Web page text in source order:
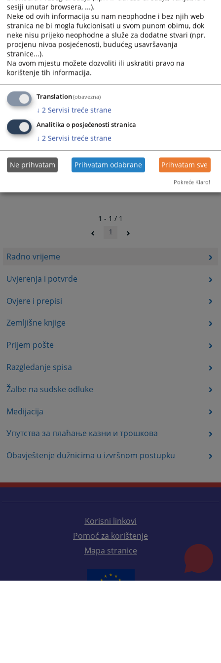
Radno vrijeme
Uvjerenja i potvrde
Ovjere i prepisi
Zemljišne knjige
Prijem pošte
Razgledanje spisa
Žalbe na sudske odluke
Medijacija
Упутства за плаћање казни и трошкова
Obavještenje dužnicima u izvršnom postupku
Rad sa strankama
09:00 - 15:00
6704 PREGLEDA
1 - 1 / 1
1
Korisni linkovi
Pomoć za korištenje
Mapa stranice
sesiji unutar browsera, ...).
Neke od ovih informacija su nam neophodne i bez njih web
stranica ne bi mogla fukcionisati u svom punom obimu, dok
neke nisu prijeko neophodne a služe za dodatne stvari (npr.
procjenu nivoa posjećenosti, budućeg usavršavanja
stranice...).
Na ovom mjestu možete dozvoliti ili uskratiti pravo na
korištenje tih informacija.
Translation(obavezna)
↓ 2 Servisi treće strane
Analitika o posjećenosti stranica
↓ 2 Servisi treće strane
Ne prihvatam Prihvatam odabrane Prihvatam sve
Pokreće Klaro!